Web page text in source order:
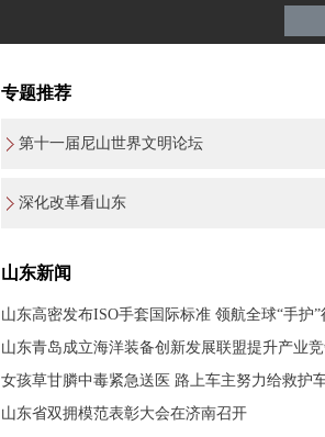
专题推荐
第十一届尼山世界文明论坛
深化改革看山东
山东新闻
山东高密发布ISO手套国际标准 领航全球“手护”
山东青岛成立海洋装备创新发展联盟提升产业竞
女孩草甘膦中毒紧急送医 路上车主努力给救护
山东省双拥模范表彰大会在济南召开